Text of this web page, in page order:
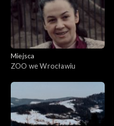
Miejsca
ZOO we Wrocławiu